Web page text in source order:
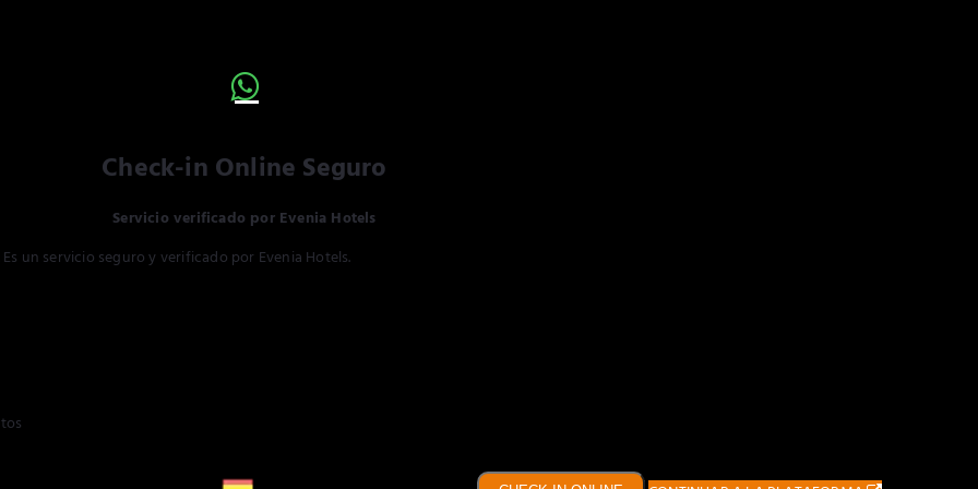
Check-in Online Seguro
Servicio verificado por Evenia Hotels
un servicio seguro y verificado por Evenia Hotels.